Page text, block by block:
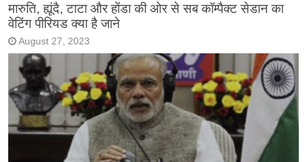
मारुति, ह्यूंदै, टाटा और होंडा की ओर से सब कॉम्पैक्ट सेडान का
वेटिंग पीरियड क्या है जाने
August 27, 2023